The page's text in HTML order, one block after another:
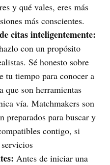
y qué vales, eres más
más conscientes.
citas inteligentemente:
con un propósito
Sé honesto sobre
tu tiempo para conocer a
que son herramientas
vía. Matchmakers son
preparados para buscar y
contigo, si
servicios
Antes de iniciar una